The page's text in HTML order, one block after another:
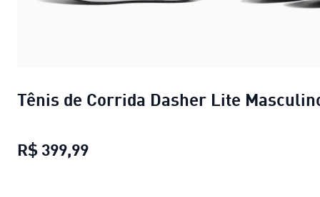
Tênis de Corrida Dasher Lite
R$ 399,99